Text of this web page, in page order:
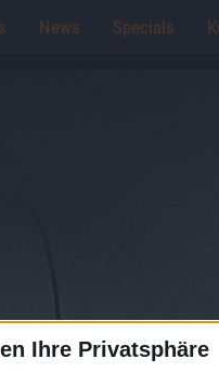
Ihre Privatsphäre
News Specials